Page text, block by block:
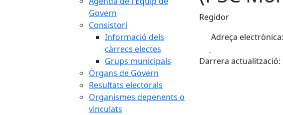
Govern
Consistori
Informació dels
càrrecs electes
Grups municipals
Òrgans de Govern
Resultats electorals
Organismes depenents o
vinculats
Regidor
Adreça electrònica:
Darrera actualització: